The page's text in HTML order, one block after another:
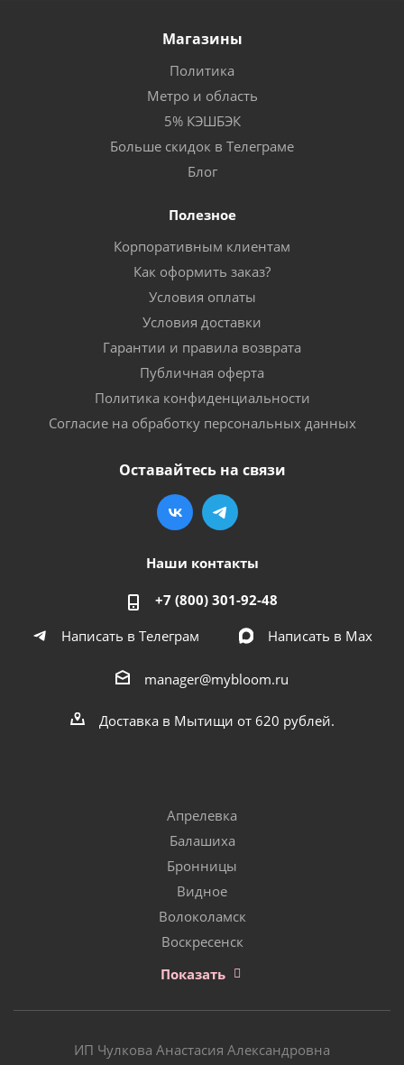
Магазины
Политика
Метро и область
5% КЭШБЭК
Больше скидок в Телеграме
Блог
Полезное
Корпоративным клиентам
Как оформить заказ?
Условия оплаты
Условия доставки
Гарантии и правила возврата
Публичная оферта
Политика конфиденциальности
Согласие на обработку персональных данных
Оставайтесь на связи
Наши контакты
+7 (800) 301-92-48
Написать в Телеграм
Написать в Мах
manager@mybloom.ru
Доставка в Мытищи от 620 рублей.
Апрелевка
Балашиха
Бронницы
Видное
Волоколамск
Воскресенск
Показать
ИП Чулкова Анастасия Александровна